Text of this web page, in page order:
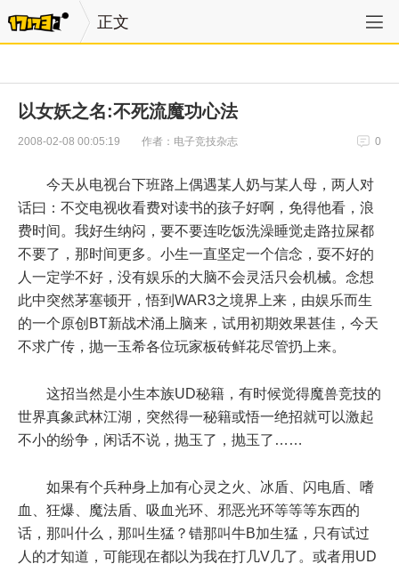
正文
以女妖之名:不死流魔功心法
2008-02-08 00:05:19 作者：电子竞技杂志 0
今天从电视台下班路上偶遇某人奶与某人母，两人对
话曰：不交电视收看费对读书的孩子好啊，免得他看，浪
费时间。我好生纳闷，要不要连吃饭洗澡睡觉走路拉屎都
不要了，那时间更多。小生一直坚定一个信念，耍不好的
人一定学不好，没有娱乐的大脑不会灵活只会机械。念想
此中突然茅塞顿开，悟到WAR3之境界上来，由娱乐而生
的一个原创BT新战术涌上脑来，试用初期效果甚佳，今天
不求广传，抛一玉希各位玩家板砖鲜花尽管扔上来。
这招当然是小生本族UD秘籍，有时候觉得魔兽竞技的
世界真象武林江湖，突然得一秘籍或悟一绝招就可以激起
不小的纷争，闲话不说，抛玉了，抛玉了……
如果有个兵种身上加有心灵之火、冰盾、闪电盾、嗜
血、狂爆、魔法盾、吸血光环、邪恶光环等等等东西的
话，那叫什么，那叫生猛？错那叫牛B加生猛，只有试过
人的才知道，可能现在都以为我在打几V几了。或者用UD